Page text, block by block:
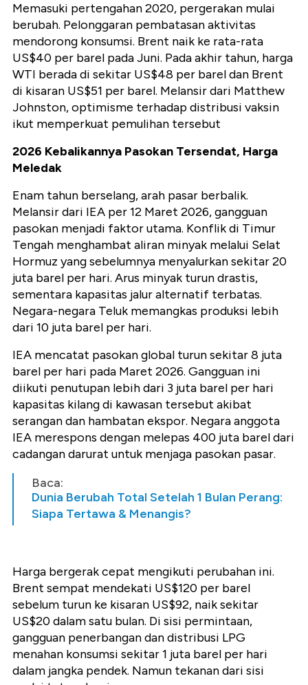
Memasuki pertengahan 2020, pergerakan mulai
berubah. Pelonggaran pembatasan aktivitas
mendorong konsumsi. Brent naik ke rata-rata
US$40 per barel pada Juni. Pada akhir tahun, harga
WTI berada di sekitar US$48 per barel dan Brent
di kisaran US$51 per barel. Melansir dari Matthew
Johnston, optimisme terhadap distribusi vaksin
ikut memperkuat pemulihan tersebut
2026 Kebalikannya Pasokan Tersendat, Harga
Meledak
Enam tahun berselang, arah pasar berbalik.
Melansir dari IEA per 12 Maret 2026, gangguan
pasokan menjadi faktor utama. Konflik di Timur
Tengah menghambat aliran minyak melalui Selat
Hormuz yang sebelumnya menyalurkan sekitar 20
juta barel per hari. Arus minyak turun drastis,
sementara kapasitas jalur alternatif terbatas.
Negara-negara Teluk memangkas produksi lebih
dari 10 juta barel per hari.
IEA mencatat pasokan global turun sekitar 8 juta
barel per hari pada Maret 2026. Gangguan ini
diikuti penutupan lebih dari 3 juta barel per hari
kapasitas kilang di kawasan tersebut akibat
serangan dan hambatan ekspor. Negara anggota
IEA merespons dengan melepas 400 juta barel dari
cadangan darurat untuk menjaga pasokan pasar.
Baca:
Dunia Berubah Total Setelah 1 Bulan Perang:
Siapa Tertawa & Menangis?
Harga bergerak cepat mengikuti perubahan ini.
Brent sempat mendekati US$120 per barel
sebelum turun ke kisaran US$92, naik sekitar
US$20 dalam satu bulan. Di sisi permintaan,
gangguan penerbangan dan distribusi LPG
menahan konsumsi sekitar 1 juta barel per hari
dalam jangka pendek. Namun tekanan dari sisi